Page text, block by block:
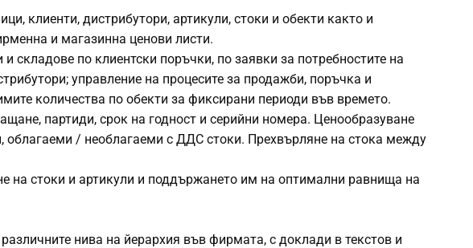
клиенти, дистрибутори, артикули, стоки и обекти както и
и магазинна ценови листи.
складове по клиентски поръчки, по заявки за потребностите на
управление на процесите за продажби, поръчка и
количества по обекти за фиксирани периоди във времето.
партиди, срок на годност и серийни номера. Ценообразуване
облагаеми / необлагаеми с ДДС стоки. Прехвърляне на стока между
на стоки и артикули и поддържането им на оптимални равнища на
нива на йерархия във фирмата, с доклади в текстов и